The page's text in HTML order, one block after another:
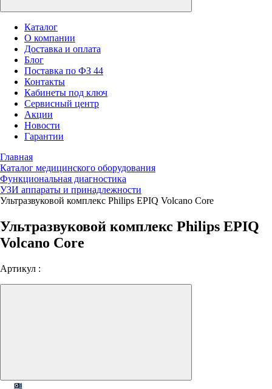
Каталог
О компании
Доставка и оплата
Блог
Поставка по ФЗ 44
Контакты
Кабинеты под ключ
Сервисный центр
Акции
Новости
Гарантии
Главная
Каталог медицинского оборудования
Функциональная диагностика
УЗИ аппараты и принадлежности
Ультразвуковой комплекс Philips EPIQ Volcano Core
Ультразвуковой комплекс Philips EPIQ
Volcano Core
Артикул :